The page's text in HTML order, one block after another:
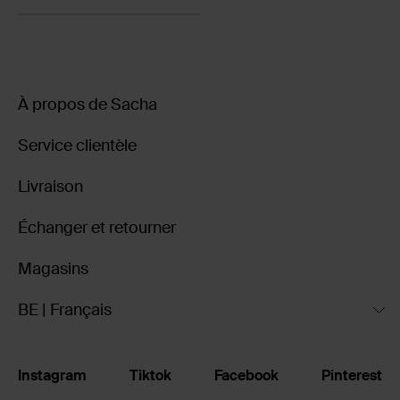
À propos de Sacha
Service clientèle
Livraison
Échanger et retourner
Magasins
BE | Français
Instagram Tiktok Facebook Pinterest